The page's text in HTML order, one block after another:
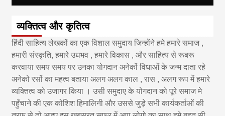
व्यक्तित्व और कृतित्व
हिंदी साहित्य लेखकों का एक विशाल समुदाय जिन्होंने हमे हमारे समाज ,
हमारी संस्कृति, हमारे उधभव , हमारे विकास , और साहित्य से रूबरू
करवाया समय समय पर उनका योगदान अनेकों विधाओं के जन्म दाता रहे
अनेको रसों का महत्व बताया अलग अलग काल , रास , अलग रूप में हमारे
व्यक्तित्व को उजागर किया । उसी समुदाए के योगदान को पूरे समाज मे
पहुँचाने की एक कोशिश हिमालिनी और उससे जुड़े सभी कार्यकर्ताओं की